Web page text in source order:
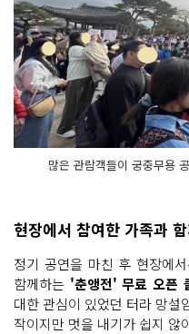
많은 관람객들이 궁중무용
현장에서 참여한 가족과
정기 공연을 마친 후 현장에
함께하는 '춘앵전' 무료 오픈
대한 관심이 있었던 터라 망설
작이지만 멋을 내기가 쉽지 않